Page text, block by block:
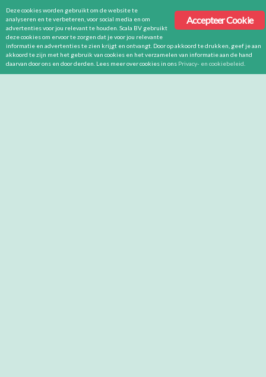
Accepteer Cookie
Deze cookies worden gebruikt om de website te
analyseren en te verbeteren, voor social media en om
advertenties voor jou relevant te houden. Scala BV gebruikt
deze cookies om ervoor te zorgen dat je voor jou relevante
informatie en advertenties te zien krijgt en ontvangt. Door op akkoord te drukken, geef je aan
akkoord te zijn met het gebruik van cookies en het verzamelen van informatie aan de hand
daarvan door ons en door derden. Lees meer over cookies in ons Privacy- en cookiebeleid